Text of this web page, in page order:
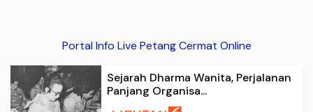
Portal Info Live Petang Cermat Online
Sejarah Dharma Wanita, Perjalanan
Panjang Organisa...